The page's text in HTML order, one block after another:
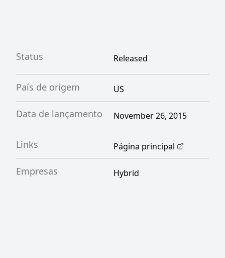
Status Released
País de origem US
Data de lançamento November 26, 2015
Links Página principal
Empresas Hybrid